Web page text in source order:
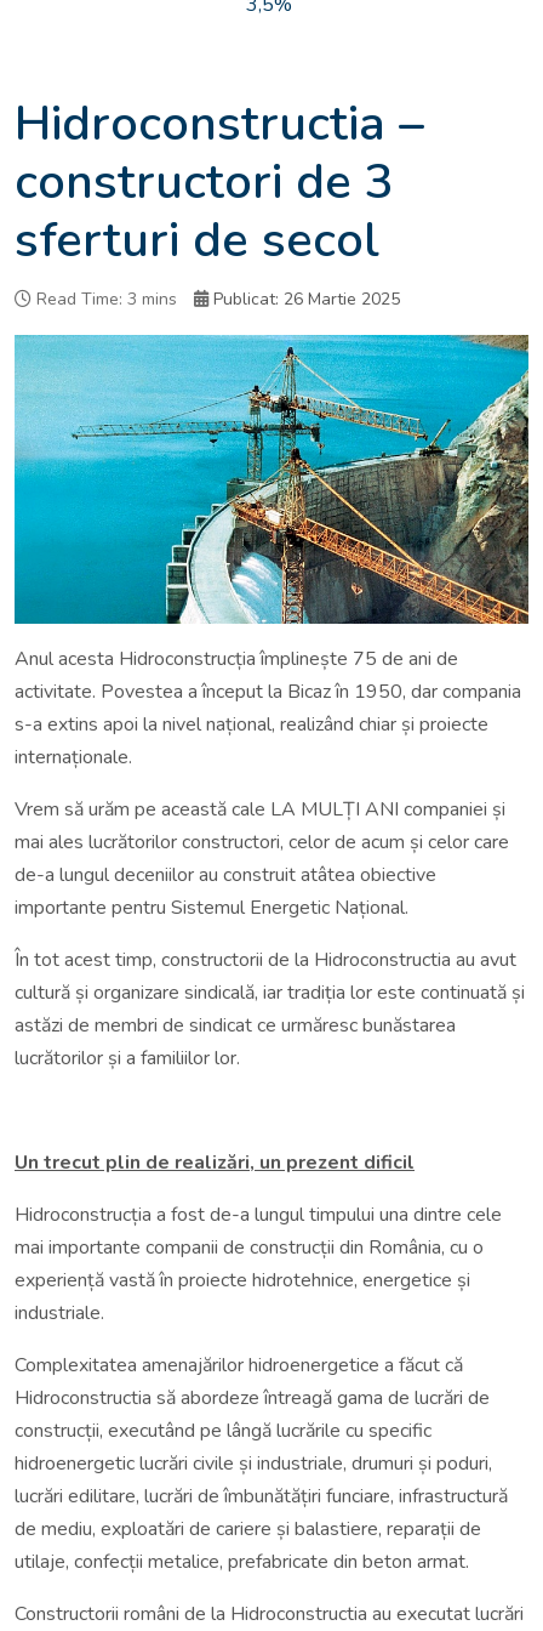
Hidroconstructia –
constructori de 3
sferturi de secol
Read Time: 3 mins Publicat: 26 Martie 2025
Anul acesta Hidroconstrucția împlinește 75 de ani de
activitate. Povestea a început la Bicaz în 1950, dar compania
s-a extins apoi la nivel național, realizând chiar și proiecte
internaționale.
Vrem să urăm pe această cale LA MULȚI ANI companiei și
mai ales lucrătorilor constructori, celor de acum și celor care
de-a lungul deceniilor au construit atâtea obiective
importante pentru Sistemul Energetic Național.
În tot acest timp, constructorii de la Hidroconstructia au avut
cultură și organizare sindicală, iar tradiția lor este continuată și
astăzi de membri de sindicat ce urmăresc bunăstarea
lucrătorilor și a familiilor lor.
Un trecut plin de realizări, un prezent dificil
Hidroconstrucția a fost de-a lungul timpului una dintre cele
mai importante companii de construcții din România, cu o
experiență vastă în proiecte hidrotehnice, energetice și
industriale.
Complexitatea amenajărilor hidroenergetice a făcut că
Hidroconstructia să abordeze întreagă gama de lucrări de
construcții, executând pe lângă lucrările cu specific
hidroenergetic lucrări civile și industriale, drumuri și poduri,
lucrări edilitare, lucrări de îmbunătățiri funciare, infrastructură
de mediu, exploatări de cariere și balastiere, reparații de
utilaje, confecții metalice, prefabricate din beton armat.
Constructorii români de la Hidroconstructia au executat lucrări